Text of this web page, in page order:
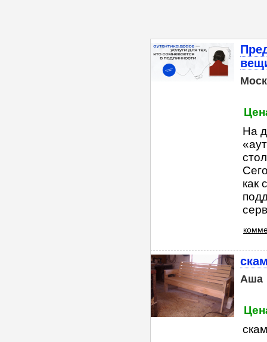
На
как
Аша